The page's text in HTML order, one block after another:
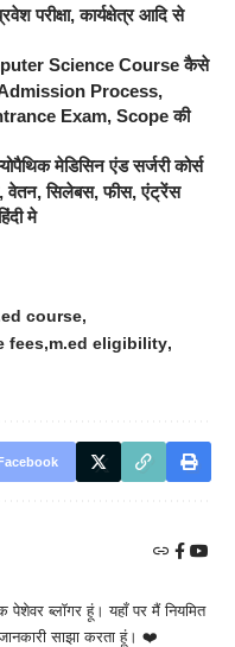
परीक्षा, कार्यक्षेत्र आदि से
Science Course कैसे
Process,
Exam, Scope की
मेडिसिन एंड सर्जरी कोर्स
वेतन, सिलेबस, फीस, एंट्रेंस
मे
course
fees m.ed eligibility
ब्लॉगर हूं। यहाँ पर मैं नियमित
साझा करता हूं। ❤️